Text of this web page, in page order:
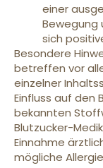
einer
Bewegung
sich
Besondere
betreffen vor
einzelner
Einfluss auf den
bekannten
Blutzucker-
Einnahme
mögliche